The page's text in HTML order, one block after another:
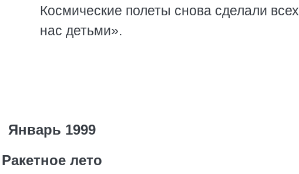
Космические полеты снова сделали всех
нас детьми».
Январь 1999
Ракетное лето